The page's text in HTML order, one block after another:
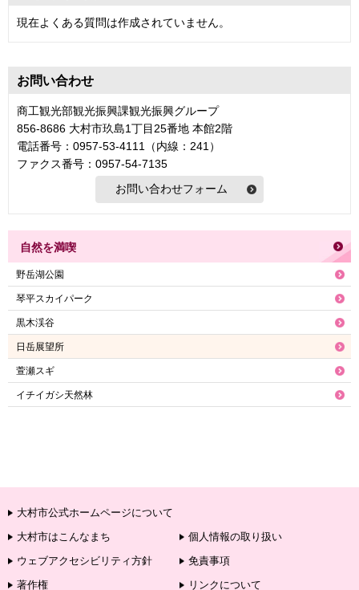
現在よくある質問は作成されていません。
お問い合わせ
商工観光部観光振興課観光振興グループ
856-8686 大村市玖島1丁目25番地 本館2階
電話番号：0957-53-4111（内線：241）
ファクス番号：0957-54-7135
自然を満喫
野岳湖公園
琴平スカイパーク
黒木渓谷
日岳展望所
萱瀬スギ
イチイガシ天然林
大村市公式ホームページについて
大村市はこんなまち
個人情報の取り扱い
ウェブアクセシビリティ方針
免責事項
著作権
リンクについて